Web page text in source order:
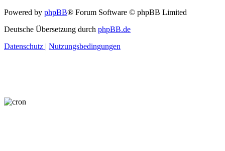
Powered by phpBB® Forum Software © phpBB Limited
Deutsche Übersetzung durch phpBB.de
Datenschutz | Nutzungsbedingungen